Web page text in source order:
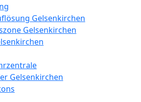
Gelsenkirchen
Gelsenkirchen
Gelsenkirchen